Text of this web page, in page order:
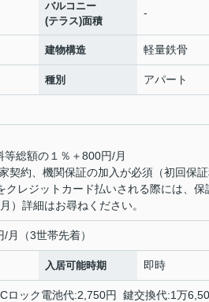
バルコニー
(テラス)面積
-
建物構造 軽量鉄骨
種別 アパート
総額の１％＋800円/月
契約、機関保証の加入が必須（初回保
レジットカード払いされる際には、保
）詳細はお尋ねください。
（3世帯先着）
入居可能時期 即時
ロック電池代:2,750円 鍵交換代:1万